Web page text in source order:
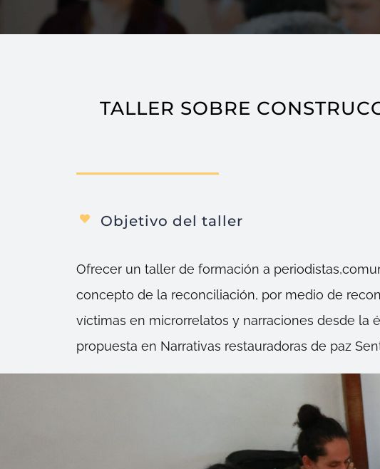
TALLER SOBRE
Objetivo del taller
Ofrecer un taller de formación a
concepto de la reconciliación, por medio de
víctimas en microrrelatos y narraciones desde la
propuesta en Narrativas restauradoras de paz